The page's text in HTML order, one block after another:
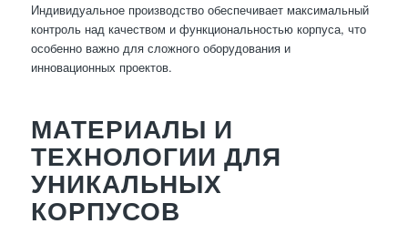
Индивидуальное производство обеспечивает максимальный
контроль над качеством и функциональностью корпуса, что
особенно важно для сложного оборудования и
инновационных проектов.
МАТЕРИАЛЫ И
ТЕХНОЛОГИИ ДЛЯ
УНИКАЛЬНЫХ
КОРПУСОВ